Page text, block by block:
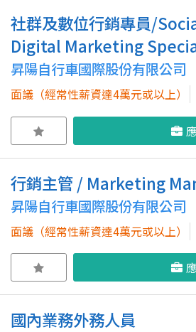
社群及數位行銷專員/
Digital Marketing
昇陽自行車國際股份有限公司
面議（經常性薪資達4萬元或以上）
行銷主管 / Marketing
昇陽自行車國際股份有限公司
面議（經常性薪資達4萬元或以上）
國內業務外務人員